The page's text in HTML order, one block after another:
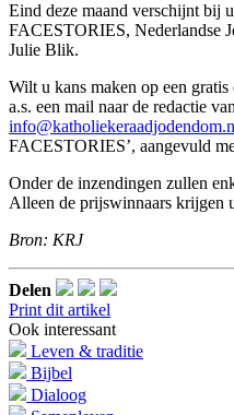
Eind deze maand verschijnt bij
FACESTORIES, Nederlandse
Julie Blik.
Wilt u kans maken op een
a.s. een mail naar de redactie
FACESTORIES’, aangevuld
Onder de inzendingen zullen
Alleen de prijswinnaars krijgen
Bron: KRJ
Delen
Print dit artikel
Ook interessant
Leven & traditie
Bijbel
Dialoog